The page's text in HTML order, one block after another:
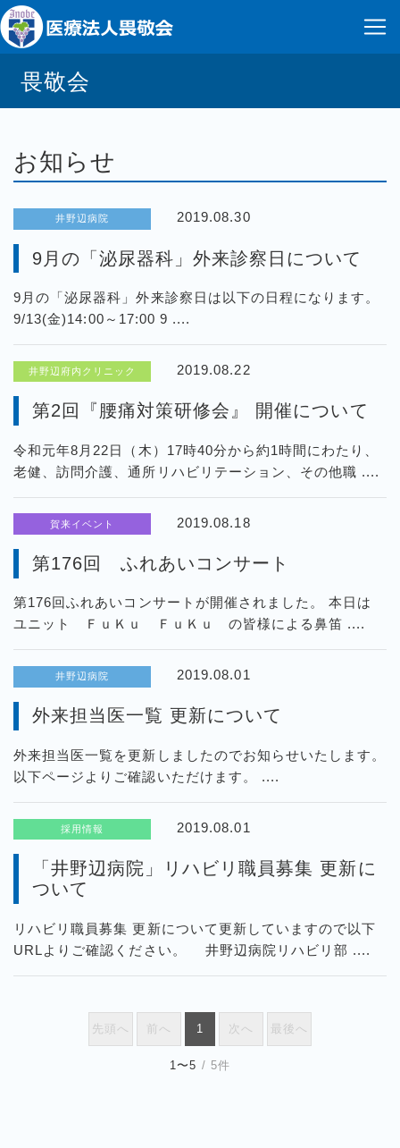
畏敬会
お知らせ
井野辺病院 2019.08.30
9月の「泌尿器科」外来診察日について
9月の「泌尿器科」外来診察日は以下の日程になります。
9/13(金)14:00～17:00 9 ....
井野辺府内クリニック 2019.08.22
第2回『腰痛対策研修会』 開催について
令和元年8月22日（木）17時40分から約1時間にわたり、
老健、訪問介護、通所リハビリテーション、その他職 ....
賀来イベント 2019.08.18
第176回 ふれあいコンサート
第176回ふれあいコンサートが開催されました。 本日は
ユニット ＦｕＫｕ ＦｕＫｕ の皆様による鼻笛 ....
井野辺病院 2019.08.01
外来担当医一覧 更新について
外来担当医一覧を更新しましたのでお知らせいたします。
以下ページよりご確認いただけます。 ....
採用情報 2019.08.01
「井野辺病院」リハビリ職員募集 更新に
ついて
リハビリ職員募集 更新について更新していますので以下
URLよりご確認ください。 井野辺病院リハビリ部 ....
先頭へ 前へ 1 次へ 最後へ
1〜5 / 5件